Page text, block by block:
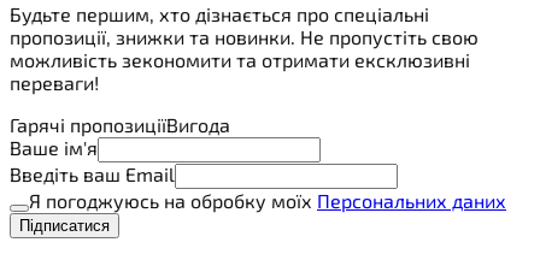
Будьте першим, хто дізнається про спеціальні
пропозиції, знижки та новинки. Не пропустіть свою
можливість зекономити та отримати ексклюзивні
переваги!
Гарячі пропозиціїВигода
Ваше ім'я
Введіть ваш Email
Я погоджуюсь на обробку моїх Персональних даних
Підписатися